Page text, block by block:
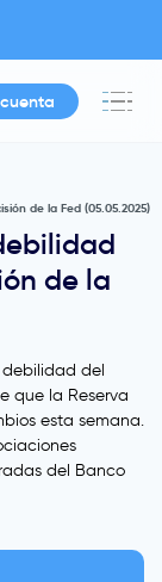
de la Fed (05.05.2025)
de la
debilidad del
que la Reserva
esta semana.
del Banco